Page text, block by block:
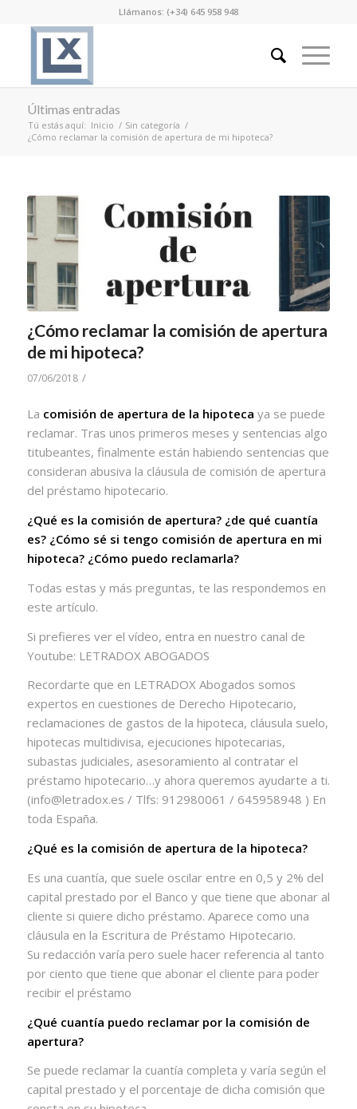
Llámanos: (+34) 645 958 948
Últimas entradas
Tú estás aquí: Inicio / Sin categoría /
¿Cómo reclamar la comisión de apertura de mi hipoteca?
¿Cómo reclamar la comisión de apertura
de mi hipoteca?
07/06/2018 /
La comisión de apertura de la hipoteca ya se puede
reclamar. Tras unos primeros meses y sentencias algo
titubeantes, finalmente están habiendo sentencias que
consideran abusiva la cláusula de comisión de apertura
del préstamo hipotecario.
¿Qué es la comisión de apertura? ¿de qué cuantía
es? ¿Cómo sé si tengo comisión de apertura en mi
hipoteca? ¿Cómo puedo reclamarla?
Todas estas y más preguntas, te las respondemos en
este artículo.
Si prefieres ver el vídeo, entra en nuestro canal de
Youtube: LETRADOX ABOGADOS
Recordarte que en LETRADOX Abogados somos
expertos en cuestiones de Derecho Hipotecario,
reclamaciones de gastos de la hipoteca, cláusula suelo,
hipotecas multidivisa, ejecuciones hipotecarias,
subastas judiciales, asesoramiento al contratar el
préstamo hipotecario…y ahora queremos ayudarte a ti.
(info@letradox.es / Tlfs: 912980061 / 645958948 ) En
toda España.
¿Qué es la comisión de apertura de la hipoteca?
Es una cuantía, que suele oscilar entre en 0,5 y 2% del
capital prestado por el Banco y que tiene que abonar al
cliente si quiere dicho préstamo. Aparece como una
cláusula en la Escritura de Préstamo Hipotecario.
Su redacción varía pero suele hacer referencia al tanto
por ciento que tiene que abonar el cliente para poder
recibir el préstamo
¿Qué cuantía puedo reclamar por la comisión de
apertura?
Se puede reclamar la cuantía completa y varía según el
capital prestado y el porcentaje de dicha comisión que